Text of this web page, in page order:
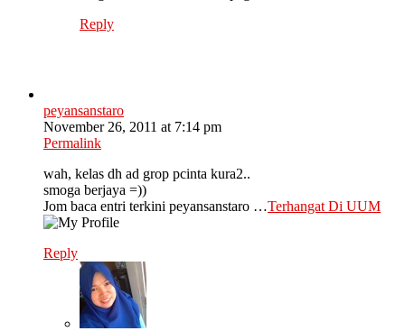
Reply
peyansanstaro
November 26, 2011 at 7:14 pm
Permalink
wah, kelas dh ad grop pcinta kura2..
smoga berjaya =))
Jom baca entri terkini peyansanstaro …Terhangat Di UUM
Reply